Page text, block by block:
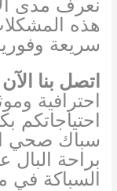
نعرف مدى
هذه
سريعة
اتصل بنا الآن
احترافية
احتياجاتكم
سباك صحي
براحة البال
السباكة في